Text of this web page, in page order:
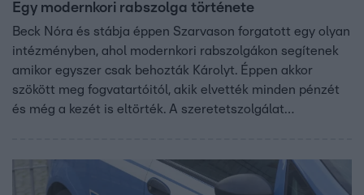
Egy modernkori rabszolga története
Beck Nóra és stábja éppen Szarvason forgatott egy olyan
intézményben, ahol modernkori rabszolgákon segítenek
amikor egyszer csak behozták Károlyt. Éppen akkor
szökött meg fogvatartóitól, akik elvették minden pénzét
és még a kezét is eltörték. A szeretetszolgálat
Károly hogy került ebbe a helyzetbe, milyen körülmények
között élt és mi volt a munkája.